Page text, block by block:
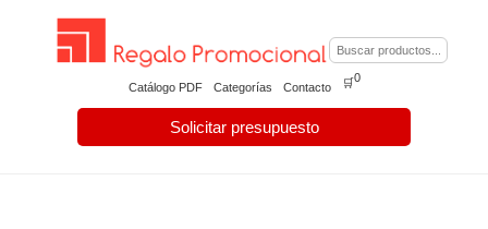
Catálogo PDF Categorías Contacto
Solicitar presupuesto
🛒0